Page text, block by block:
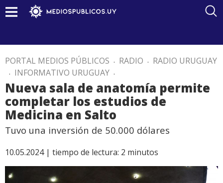
PORTAL MEDIOS PÚBLICOS . RADIO . RADIO URUGUAY
. INFORMATIVO URUGUAY .
Nueva sala de anatomía permite
completar los estudios de
Medicina en Salto
Tuvo una inversión de 50.000 dólares
10.05.2024 | tiempo de lectura: 2 minutos